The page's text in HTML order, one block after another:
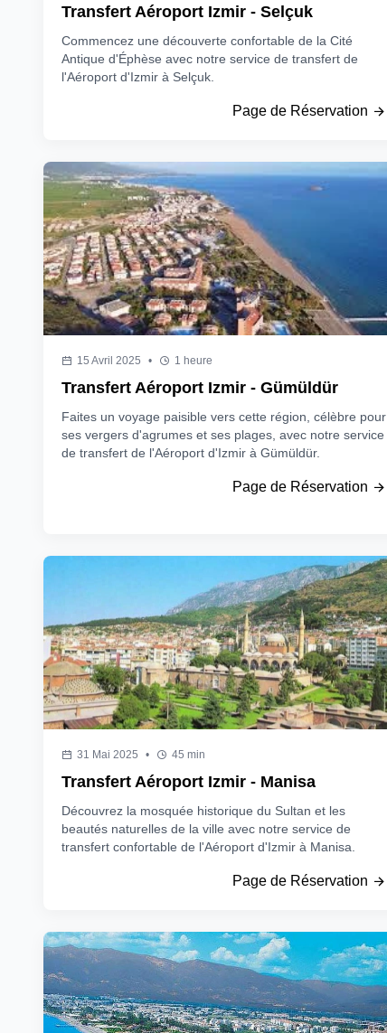
Transfert Aéroport Izmir - Selçuk
Commencez une découverte confortable de la Cité
Antique d'Éphèse avec notre service de transfert de
l'Aéroport d'Izmir à Selçuk.
Page de Réservation
15 Avril 2025 • 1 heure
Transfert Aéroport Izmir - Gümüldür
Faites un voyage paisible vers cette région, célèbre pour
ses vergers d'agrumes et ses plages, avec notre service
de transfert de l'Aéroport d'Izmir à Gümüldür.
Page de Réservation
31 Mai 2025 • 45 min
Transfert Aéroport Izmir - Manisa
Découvrez la mosquée historique du Sultan et les
beautés naturelles de la ville avec notre service de
transfert confortable de l'Aéroport d'Izmir à Manisa.
Page de Réservation